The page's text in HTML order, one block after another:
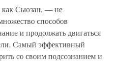
как Сьюзан, — не
способов
и продолжать двигаться
Самый эффективный
со своим подсознанием и